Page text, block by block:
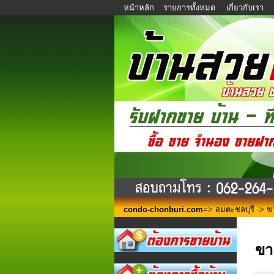
หน้าหลัก รายการทั้งหมด เกี่ยวกับเรา
condo-chonburi.com=> อมตะชลบุรี -> ข
ข